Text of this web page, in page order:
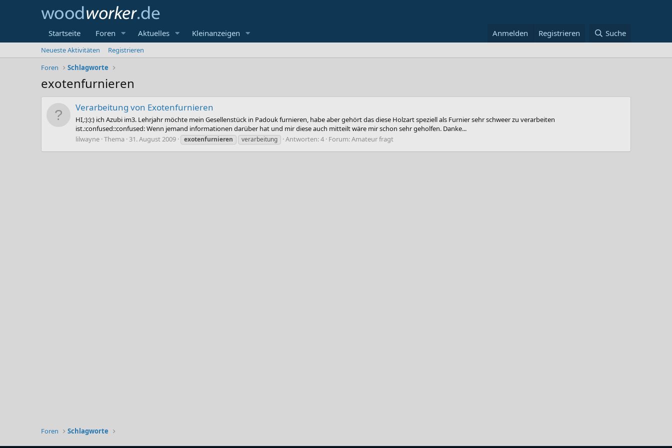
Startseite Foren Aktuelles Kleinanzeigen Anmelden Registrieren Suche
Neueste Aktivitäten
Registrieren
Foren
Schlagworte
exotenfurnieren
Verarbeitung von Exotenfurnieren
HI,:):):) ich Azubi im3. Lehrjahr möchte mein Gesellenstück in Padouk furnieren, habe aber gehört das diese Holzart speziell als Furnier sehr schweer zu verarbeiten
ist.:confused::confused: Wenn jemand informationen darüber hat und mir diese auch mitteilt wäre mir schon sehr geholfen. Danke...
lilwayne Thema 31. August 2009 exotenfurnieren verarbeitung Antworten: 4 Forum:Amateur fragt
Foren Schlagworte